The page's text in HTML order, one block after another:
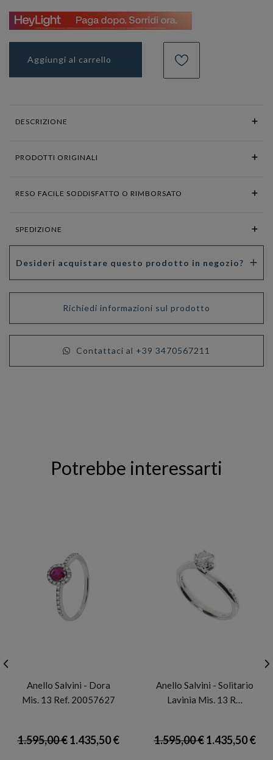
Aggiungi al carrello
DESCRIZIONE
PRODOTTI ORIGINALI
RESO FACILE SODDISFATTO O RIMBORSATO
SPEDIZIONE
Desideri acquistare questo prodotto in negozio?
Richiedi informazioni sul prodotto
Contattaci al +39 3470567211
Potrebbe interessarti
Anello Salvini - Dora
Mis. 13 Ref. 20057627
1.595,00 €1.435,50 €
Anello Salvini - Solitario
Lavinia Mis. 13 R…
1.595,00 €1.435,50 €